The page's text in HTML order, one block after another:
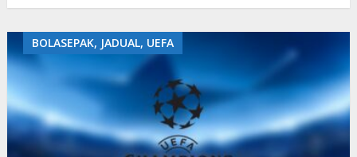
BOLASEPAK, JADUAL, UEFA